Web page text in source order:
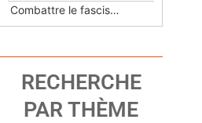
Combattre le fascisme avec Pasolini
RECHERCHE
PAR THÈME